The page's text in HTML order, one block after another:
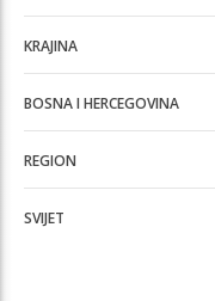
KRAJINA
BOSNA I HERCEGOVINA
REGION
SVIJET